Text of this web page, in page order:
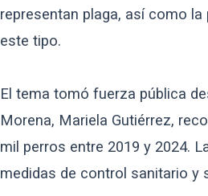
representan plaga, así como
este tipo.
El tema tomó fuerza pública
Morena, Mariela Gutiérrez,
mil perros entre 2019 y 2024.
medidas de control sanitario y